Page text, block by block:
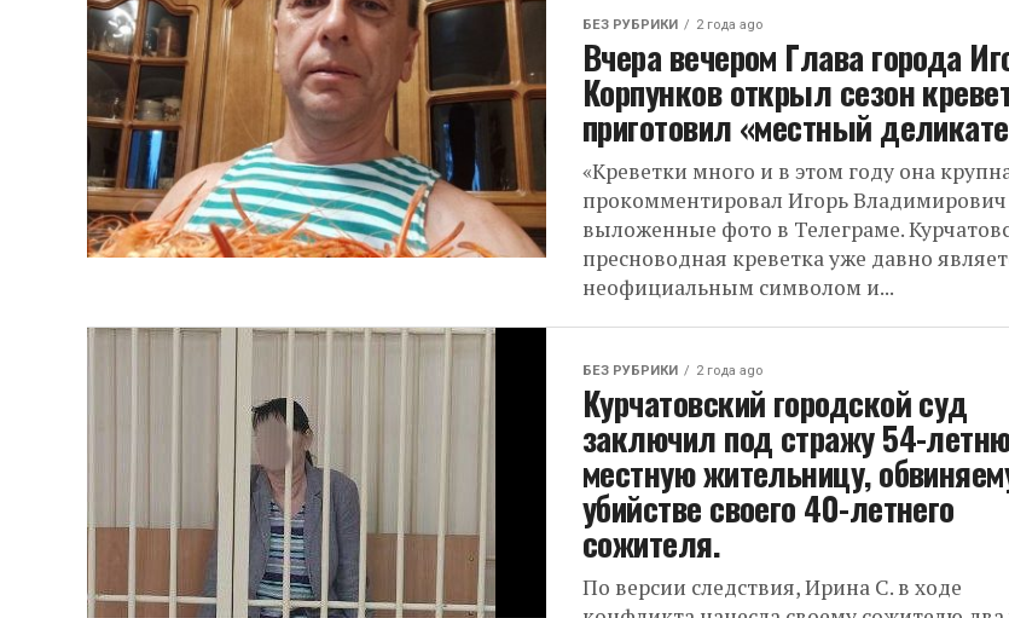
БЕЗ РУБРИКИ 2 года ago
Вчера вечером Глава города
Корпунков открыл сезон
приготовил «местный
«Креветки много и в этом году она
прокомментировал Игорь Владимирович
выложенные фото в Телеграме.
пресноводная креветка уже давно
неофициальным символом и...
БЕЗ РУБРИКИ 2 года ago
Курчатовский городской суд
заключил под стражу 54-
местную жительницу,
убийстве своего 40-летнего
сожителя.
По версии следствия, Ирина С. в ходе